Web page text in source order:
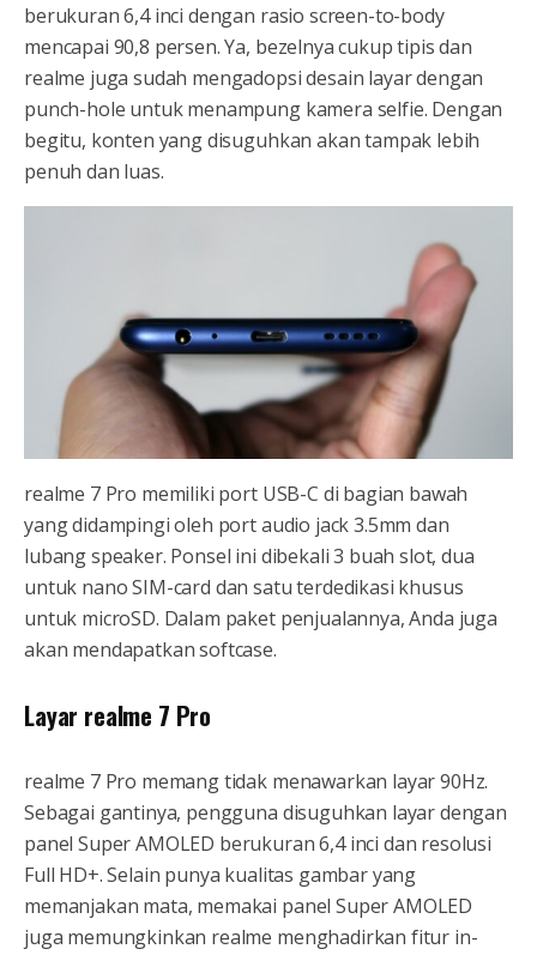
berukuran 6,4 inci dengan rasio screen-to-body
mencapai 90,8 persen. Ya, bezelnya cukup tipis dan
realme juga sudah mengadopsi desain layar dengan
punch-hole untuk menampung kamera selfie. Dengan
begitu, konten yang disuguhkan akan tampak lebih
penuh dan luas.
realme 7 Pro memiliki port USB-C di bagian bawah
yang didampingi oleh port audio jack 3.5mm dan
lubang speaker. Ponsel ini dibekali 3 buah slot, dua
untuk nano SIM-card dan satu terdedikasi khusus
untuk microSD. Dalam paket penjualannya, Anda juga
akan mendapatkan softcase.
Layar realme 7 Pro
realme 7 Pro memang tidak menawarkan layar 90Hz.
Sebagai gantinya, pengguna disuguhkan layar dengan
panel Super AMOLED berukuran 6,4 inci dan resolusi
Full HD+. Selain punya kualitas gambar yang
memanjakan mata, memakai panel Super AMOLED
juga memungkinkan realme menghadirkan fitur in-